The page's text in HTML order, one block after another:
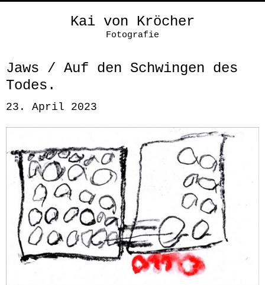
Kai von Kröcher
Fotografie
Jaws / Auf den Schwingen des
Todes.
23. April 2023